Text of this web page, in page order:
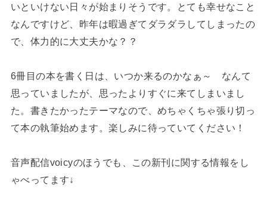
いといけない日々が始まりそうです。とても幸せなこと
なんですけど、昨年は暇過ぎてダラダラしてしまったの
で、体力的に大丈夫かな？？
6冊目の本を書く日は、いつか来るのかなぁ～ なんて
思っていましたが、思ったよりすぐに来てしまいまし
た。書きたかったテーマなので、めちゃくちゃ張り切っ
て本の執筆始めます。楽しみに待っていてください！
音声配信voicyのほうでも、この新刊に関する情報をし
ゃべってます↓